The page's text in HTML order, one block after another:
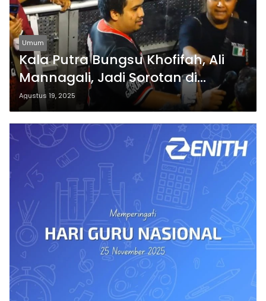
Umum
Kala Putra Bungsu Khofifah, Ali
Mannagali, Jadi Sorotan di
Panggung NDX AKA Surabaya
Agustus 19, 2025